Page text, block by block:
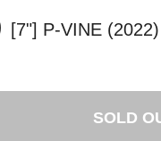
P-VINE (2022)
SOLD